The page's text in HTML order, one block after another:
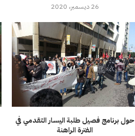
26 ديسمبر، 2020
حول برنامج فصيل طلبة اليسار التقدمي في
الفترة الراهنة